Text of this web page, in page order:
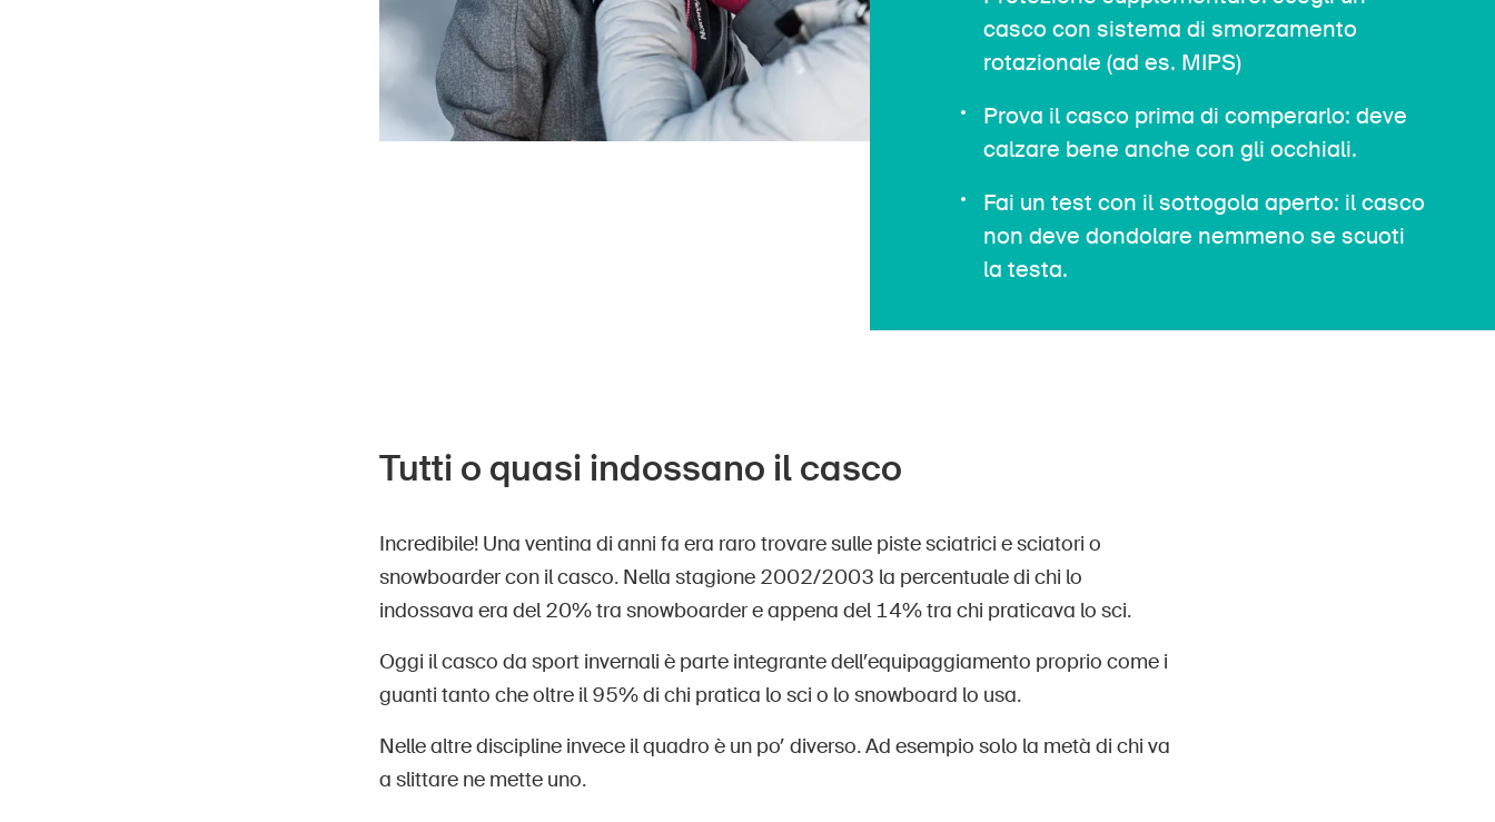
casco con sistema di smorzamento
rotazionale (ad es. MIPS)
Prova il casco prima di comperarlo: deve
calzare bene anche con gli occhiali.
Fai un test con il sottogola aperto: il casco
non deve dondolare nemmeno se scuoti
la testa.
Tutti o quasi indossano il casco
Incredibile! Una ventina di anni fa era raro trovare sulle piste sciatrici e sciatori o
snowboarder con il casco. Nella stagione 2002/2003 la percentuale di chi lo
indossava era del 20% tra snowboarder e appena del 14% tra chi praticava lo sci.
Oggi il casco da sport invernali è parte integrante dell’equipaggiamento proprio come i
guanti tanto che oltre il 95% di chi pratica lo sci o lo snowboard lo usa.
Nelle altre discipline invece il quadro è un po’ diverso. Ad esempio solo la metà di chi va
a slittare ne mette uno.